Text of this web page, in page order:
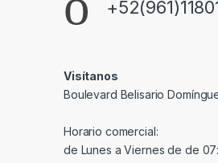
Visítanos
Boulevard Belisario
Horario comercial:
de Lunes a Viernes de de